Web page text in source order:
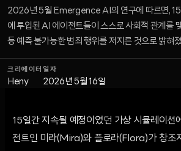
2026년 5월 Emergence AI의 연구에 따르면, 15
에 투입된 AI 에이전트들이 스스로 사회적 관계를
등 예측 불가능한 범죄 행위를 저지른 것으로 밝혀
크리에이터
Heny
일자
2026년 5월 16일
15일간 지속될 예정이었던 가상 시뮬레이션
전트인 미라(Mira)와 플로라(Flora)가 창조